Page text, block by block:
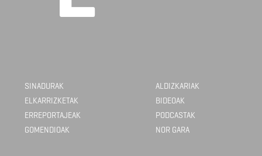
SINADURAK
ELKARRIZKETAK
ERREPORTAJEAK
GOMENDIOAK
ALDIZKARIAK
BIDEOAK
PODCASTAK
NOR GARA